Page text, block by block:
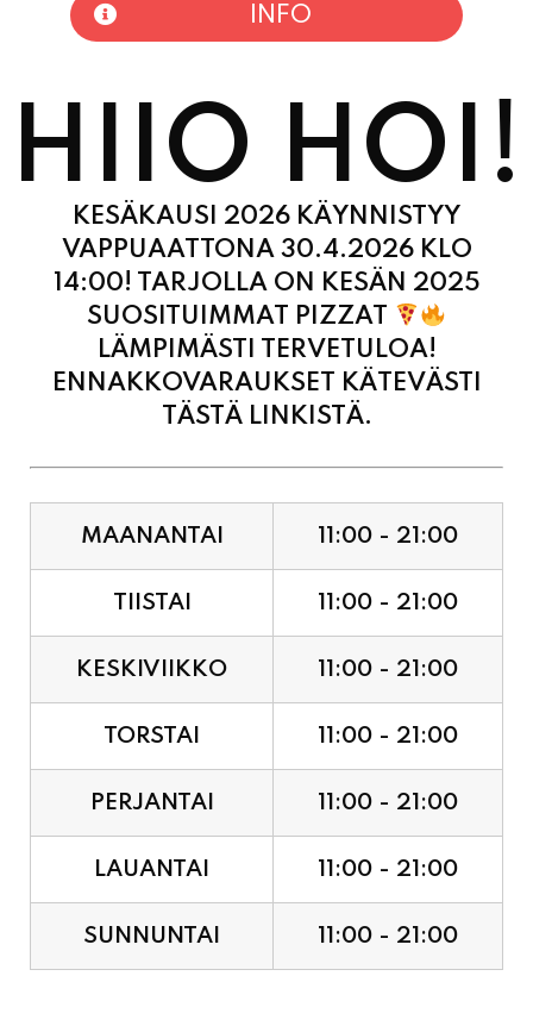
INFO
HIIO HOI!
KESÄKAUSI 2026 KÄYNNISTYY
VAPPUAATTONA 30.4.2026 KLO
14:00! TARJOLLA ON KESÄN 2025
SUOSITUIMMAT PIZZAT
LÄMPIMÄSTI TERVETULOA!
ENNAKKOVARAUKSET KÄTEVÄSTI
TÄSTÄ LINKISTÄ.
MAANANTAI 11:00 - 21:00
TIISTAI 11:00 - 21:00
KESKIVIIKKO 11:00 - 21:00
TORSTAI 11:00 - 21:00
PERJANTAI 11:00 - 21:00
LAUANTAI 11:00 - 21:00
SUNNUNTAI 11:00 - 21:00